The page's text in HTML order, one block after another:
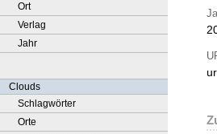
Ort
Verlag
Jahr
Clouds
Schlagwörter
Orte